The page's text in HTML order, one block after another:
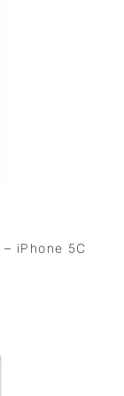
iPhone 5C